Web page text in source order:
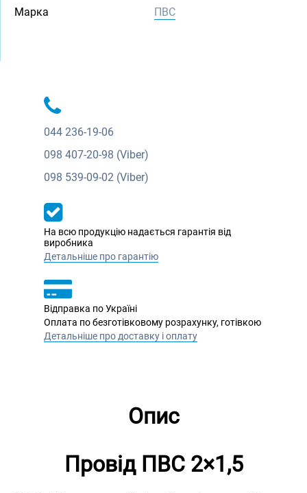
Марка ПВС
044 236-19-06
098 407-20-98 (Viber)
098 539-09-02 (Viber)
На всю продукцію надається гарантія від
виробника
Детальніше про гарантію
Відправка по Україні
Оплата по безготівковому розрахунку, готівкою
Детальніше про доставку і оплату
Опис
Провід ПВС 2×1,5